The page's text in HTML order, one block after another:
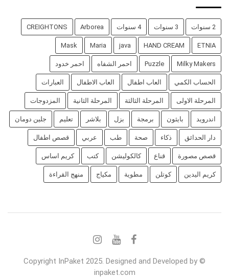
2 سنوات 3 سنوات 4 سنوات Arborea
CREIGHTONS
ETNIA
HAND CREAM
java
Maria
Mask
Milky Makers
Puzzle احمر الشفاه احمر خدود
الحساب الكمي العاب اطفال العاب الاطفال العبارات
المرحلة الاولى المرحلة الثالثة المرحلة الثانية المزدوجات
اندرويد بايثون برمجة بزل بلاشر تعليم جلين دومان
دار الحدائق ذكاء صحة طب عربي قصص اطفال
قصص مصورة قناع كالكوليشن كتب كريم اساس
كريم اليدين كوتلن مطوية مكياج منهج القراءة
© Copyright InPaket 2025. Designed and Developed by
inpaket.com